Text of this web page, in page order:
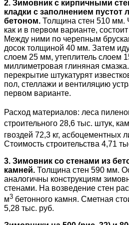
2. Зимовник с кирпичными
кладки с заполнением пустот
бетоном. Толщина стен 510 мм.
как и в первом варианте,
Между ними по черепным
досок толщиной 40 мм. Затем
слоем 25 мм, утеплитель слоем
миллиметровая глиняная
перекрытие штукатурят
пол, стеллажи и вентиляцию
первом варианте.
Расход материалов: леса
строительного 28,6 тыс. штук,
гвоздей 72,3 кг, асбоцементных
Стоимость строительства 4,71
3. Зимовник со стенами из
камней. Толщина стен 590 мм.
аналогичны конструкциям
стенами. На возведение стен
м3 бетонного камня. Сметная
5,28 тыс. руб.